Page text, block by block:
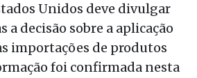
Unidos deve divulgar
a decisão sobre a aplicação
importações de produtos
foi confirmada nesta